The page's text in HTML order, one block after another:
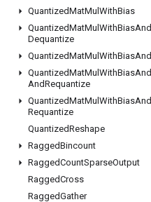
QuantizedMatMul WithBias
QuantizedMatMul WithBiasAnd
Dequantize
QuantizedMatMul WithBiasAnd
QuantizedMatMul WithBiasAnd
AndRequantize
QuantizedMatMul WithBiasAnd
Requantize
QuantizedReshape
RaggedBincount
RaggedCountSparseOutput
RaggedCross
RaggedGather